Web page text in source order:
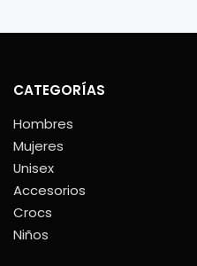
CATEGORÍAS
Hombres
Mujeres
Unisex
Accesorios
Crocs
Niños